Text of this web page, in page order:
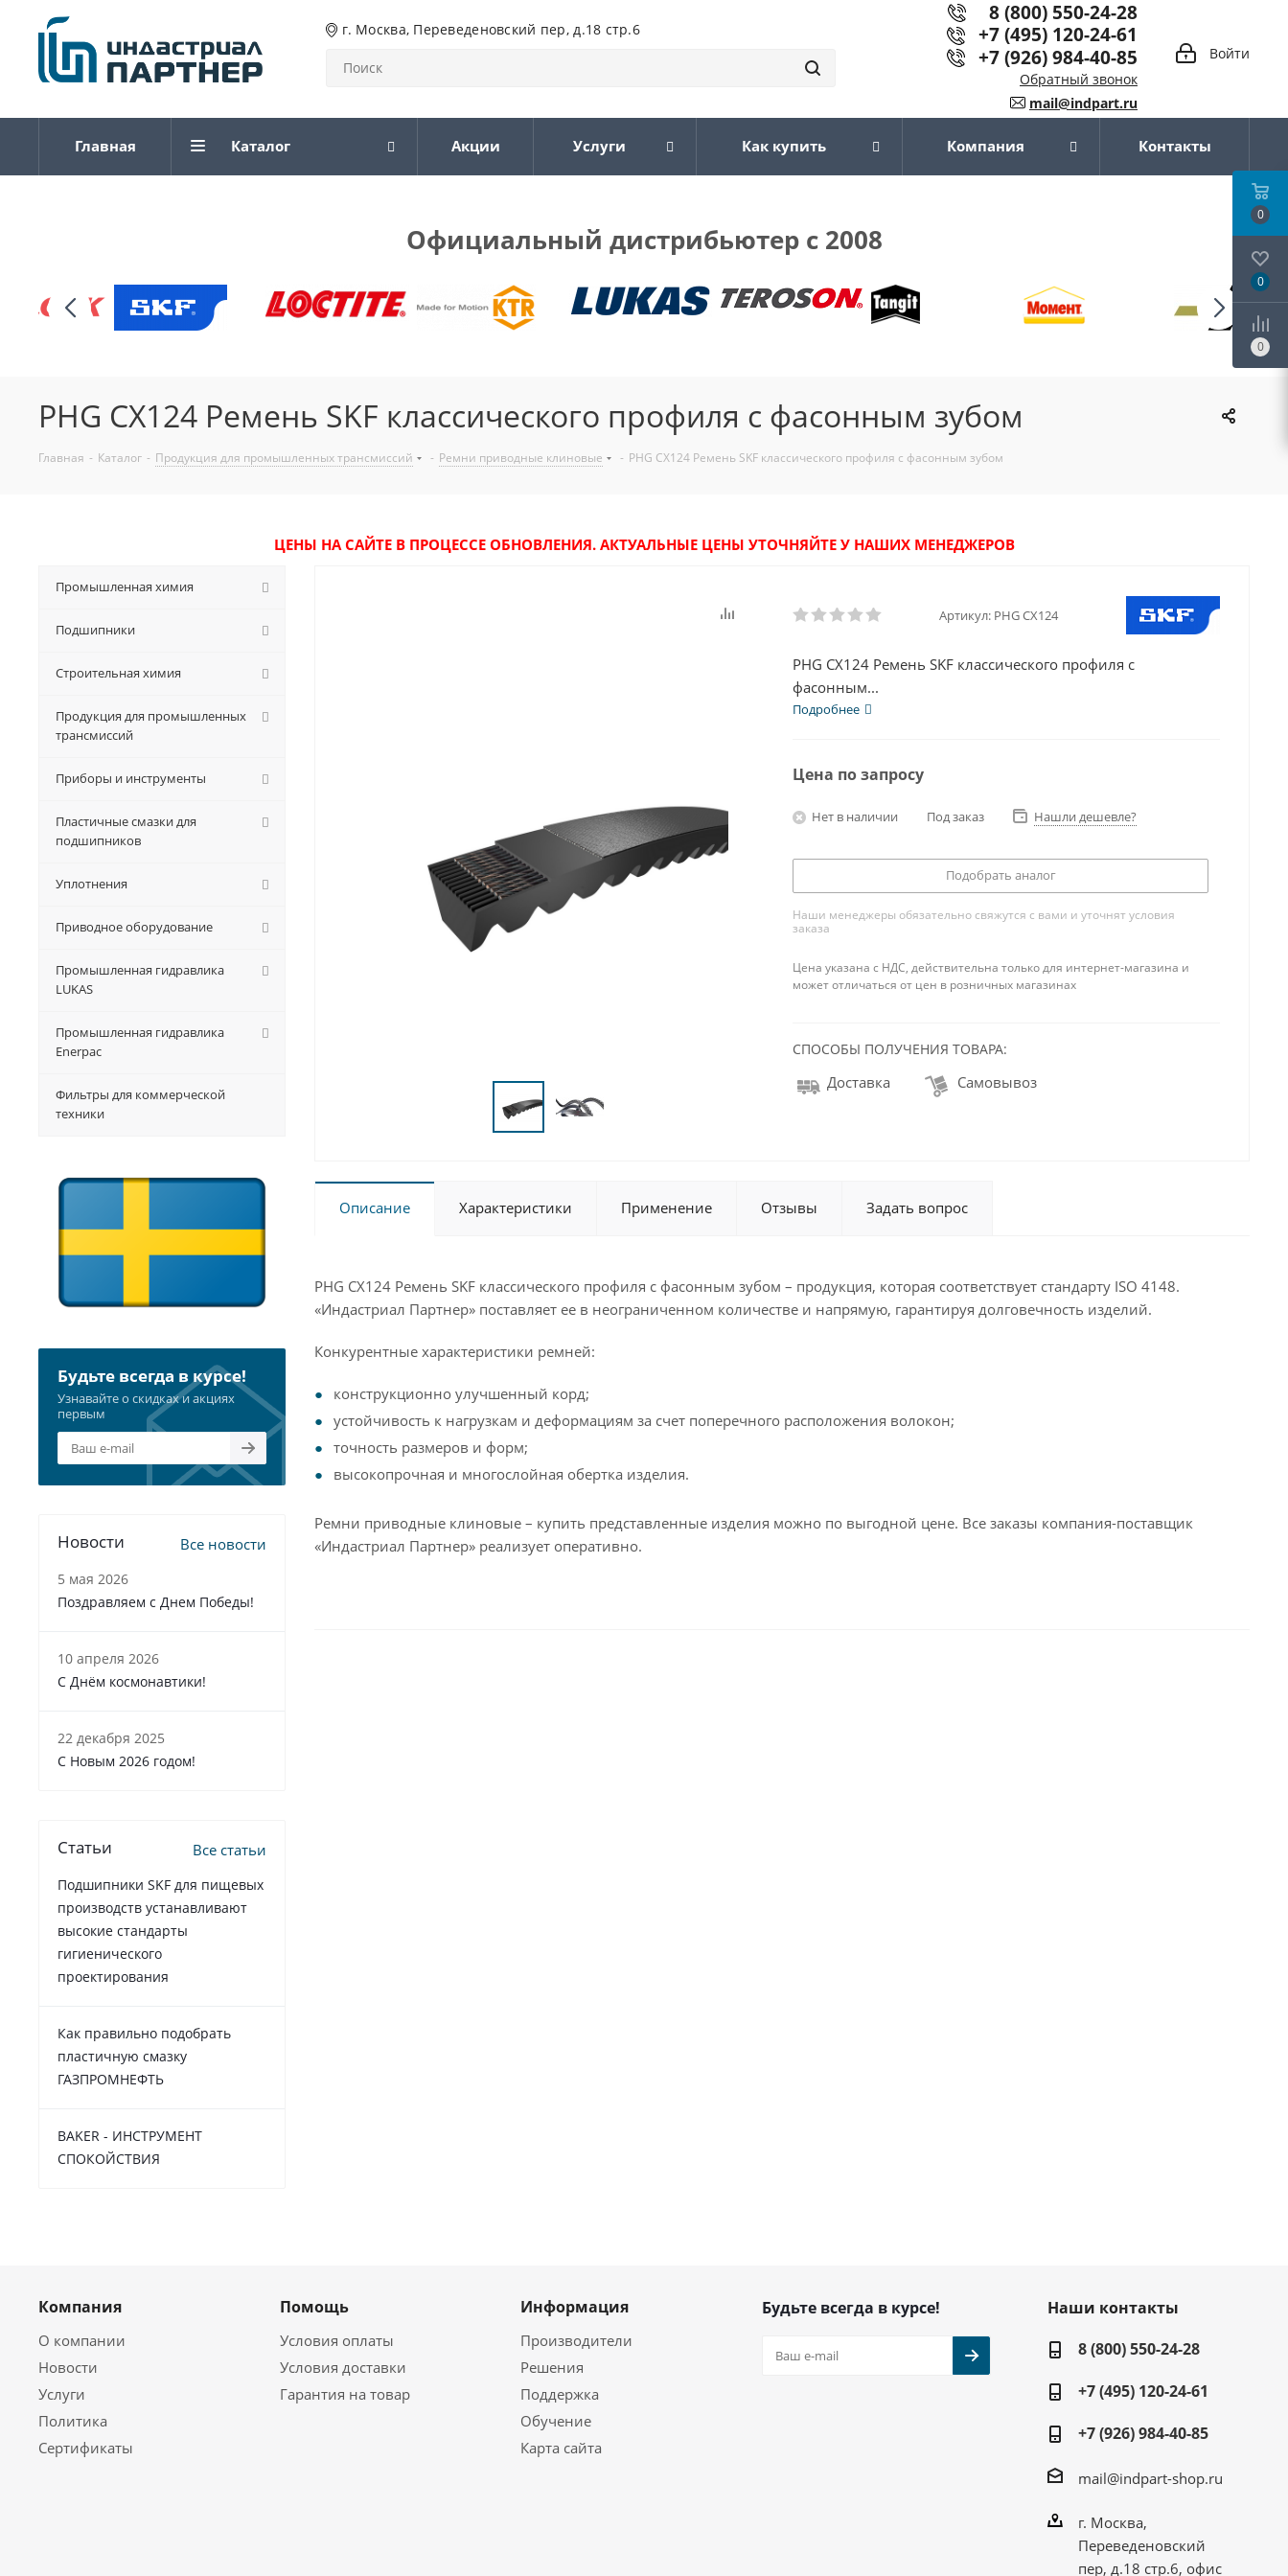
г. Москва, Переведеновский пер, д.18 стр.6
Войти
8 (800) 550-24-28
+7 (495) 120-24-61
+7 (926) 984-40-85
Обратный звонок
mail@indpart.ru
Главная Каталог Акции Услуги Как купить Компания Контакты
Официальный дистрибьютер с 2008
PHG CX124 Ремень SKF классического профиля с фасонным зубом
Главная - Каталог - Продукция для промышленных трансмиссий - Ремни приводные клиновые - PHG CX124 Ремень SKF классического профиля с фасонным зубом
ЦЕНЫ НА САЙТЕ В ПРОЦЕССЕ ОБНОВЛЕНИЯ. АКТУАЛЬНЫЕ ЦЕНЫ УТОЧНЯЙТЕ У НАШИХ МЕНЕДЖЕРОВ
Артикул: PHG CX124
PHG CX124 Ремень SKF классического профиля с
фасонным...
Подробнее
Цена по запросу
Нет в наличии Под заказ Нашли дешевле?
Подобрать аналог
Наши менеджеры обязательно свяжутся с вами и уточнят условия
заказа
Цена указана с НДС, действительна только для интернет-магазина и
может отличаться от цен в розничных магазинах
СПОСОБЫ ПОЛУЧЕНИЯ ТОВАРА:
Доставка Самовывоз
Описание Характеристики Применение Отзывы Задать вопрос
PHG CX124 Ремень SKF классического профиля с фасонным зубом – продукция, которая соответствует стандарту ISO 4148.
«Индастриал Партнер» поставляет ее в неограниченном количестве и напрямую, гарантируя долговечность изделий.
Конкурентные характеристики ремней:
конструкционно улучшенный корд;
устойчивость к нагрузкам и деформациям за счет поперечного расположения волокон;
точность размеров и форм;
высокопрочная и многослойная обертка изделия.
Ремни приводные клиновые – купить представленные изделия можно по выгодной цене. Все заказы компания-поставщик
«Индастриал Партнер» реализует оперативно.
Промышленная химия
Подшипники
Строительная химия
Продукция для промышленных
трансмиссий
Приборы и инструменты
Пластичные смазки для
подшипников
Уплотнения
Приводное оборудование
Промышленная гидравлика
LUKAS
Промышленная гидравлика
Enerpac
Фильтры для коммерческой
техники
Будьте всегда в курсе!
Узнавайте о скидках и акциях
первым
Новости Все новости
5 мая 2026
Поздравляем с Днем Победы!
10 апреля 2026
С Днём космонавтики!
22 декабря 2025
C Новым 2026 годом!
Статьи Все статьи
Подшипники SKF для пищевых
производств устанавливают
высокие стандарты
гигиенического
проектирования
Как правильно подобрать
пластичную смазку
ГАЗПРОМНЕФТЬ
BAKER - ИНСТРУМЕНТ
СПОКОЙСТВИЯ
Компания
О компании
Новости
Услуги
Политика
Сертификаты
Помощь
Условия оплаты
Условия доставки
Гарантия на товар
Информация
Производители
Решения
Поддержка
Обучение
Карта сайта
Будьте всегда в курсе!
Наши контакты
8 (800) 550-24-28
+7 (495) 120-24-61
+7 (926) 984-40-85
mail@indpart-shop.ru
г. Москва,
Переведеновский
пер, д.18 стр.6, офис
0
0
0